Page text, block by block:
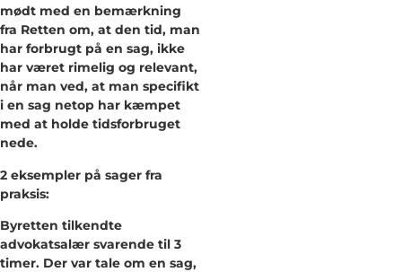
mødt med en bemærkning
fra Retten om, at den tid, man
har forbrugt på en sag, ikke
har været rimelig og relevant,
når man ved, at man specifikt
i en sag netop har kæmpet
med at holde tidsforbruget
nede.
2 eksempler på sager fra
praksis:
Byretten tilkendte
advokatsalær svarende til 3
timer. Der var tale om en sag,